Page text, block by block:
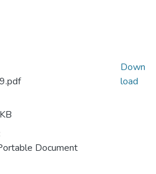
Document
Down
load